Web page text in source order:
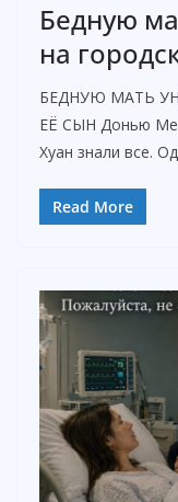
Бедную
на
БЕДНУЮ МАТЬ
ЕЁ СЫН Донью
Хуан знали все.
Read More